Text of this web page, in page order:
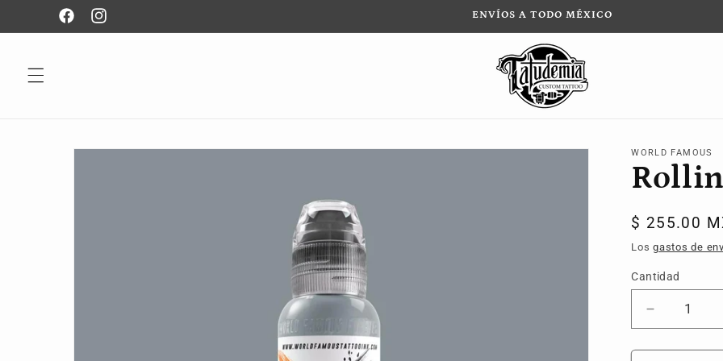
directamente
al contenido
FacebookInstagram
ENVÍOS A TODO MÉXICO
directamente
WORLD FAMOUS
Precio
habitual
$ 255.00
Losgastos de
Cantidad
Reducir
cantidad
para